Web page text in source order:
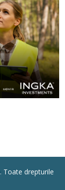
. Toate drepturile